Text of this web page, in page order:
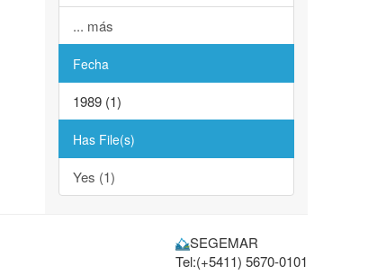
... más
Fecha
1989 (1)
Has File(s)
Yes (1)
SEGEMAR
Tel:(+5411) 5670-0101